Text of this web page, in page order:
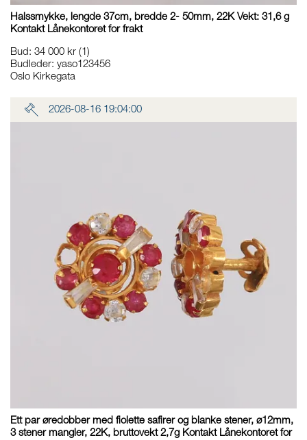
Halssmykke, lengde 37cm, bredde 2- 50mm, 22K Vekt: 31,6 g
Kontakt Lånekontoret for frakt
Bud: 34 000 kr (1)
Budleder: yaso123456
Oslo Kirkegata
2026-08-16 19:04:00
Ett par øredobber med fiolette safirer og blanke stener, ø12mm,
3 stener mangler, 22K, bruttovekt 2,7g Kontakt Lånekontoret for